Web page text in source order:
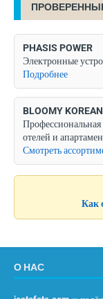
PHASIS POWER
Электронные
Подробнее
BLOOMY
отелей и
Смотреть
Как
О НАС